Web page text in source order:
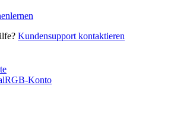
Kundensupport kontaktieren
Konto